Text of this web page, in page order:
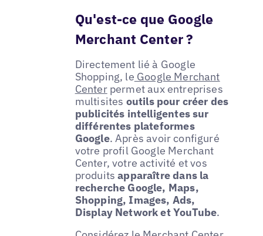
Qu'est-ce que Google
Merchant Center ?
Directement lié à Google
Shopping, le Google Merchant
Centerpermet aux entreprises
multisites outils pour créer des
publicités intelligentes sur
différentes plateformes
Google. Après avoir configuré
votre profil Google Merchant
Center, votre activité et vos
produitsapparaître dans la
recherche Google, Maps,
Shopping, Images, Ads,
Display Network et YouTube.